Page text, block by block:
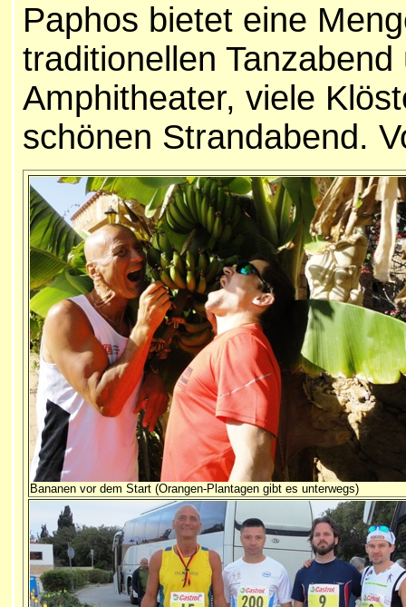
Paphos bietet eine
traditionellen
Amphitheater, viele
schönen Strandabend.
Bananen vor dem Start (Orangen-Plantagen gibt es unterwegs)